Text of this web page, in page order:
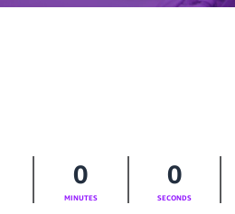
0
MINUTES
0
SECONDS